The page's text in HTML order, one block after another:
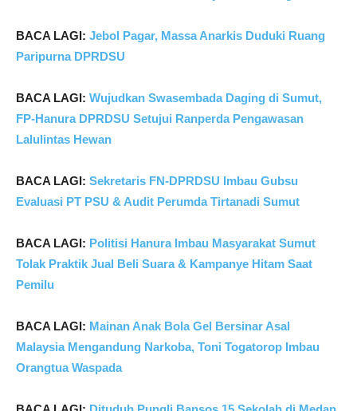
BACA LAGI: Jebol Pagar, Massa Anarkis Duduki Ruang
Paripurna DPRDSU
BACA LAGI: Wujudkan Swasembada Daging di Sumut,
FP-Hanura DPRDSU Setujui Ranperda Pengawasan
Lalulintas Hewan
BACA LAGI: Sekretaris FN-DPRDSU Imbau Gubsu
Evaluasi PT PSU & Audit Perumda Tirtanadi Sumut
BACA LAGI: Politisi Hanura Imbau Masyarakat Sumut
Tolak Praktik Jual Beli Suara & Kampanye Hitam Saat
Pemilu
BACA LAGI: Mainan Anak Bola Gel Bersinar Asal
Malaysia Mengandung Narkoba, Toni Togatorop Imbau
Orangtua Waspada